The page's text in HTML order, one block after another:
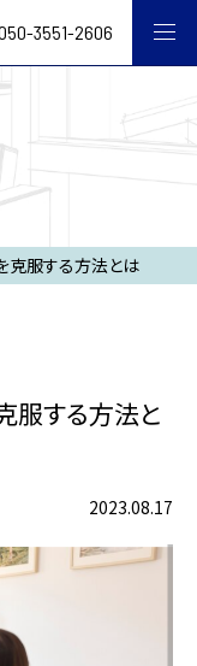
3551-2606
克服する方法とは
服する方法と
2023.08.17